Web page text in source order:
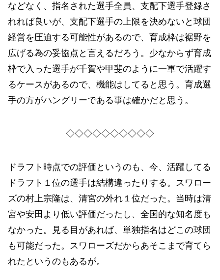
などなく、指名された選手全員、支配下選手登録さ
れれば良いが、支配下選手の上限を決めないと球団
経営を圧迫する可能性があるので、育成枠は裾野を
広げる為の妥協点と言えるだろう。少なからず育成
枠で入った選手が千賀や甲斐のように一軍で活躍す
るケースがあるので、機能はしてると思う。育成選
手の方がハングリーである事は確かだと思う。
◇◇◇◇◇◇◇◇◇◇
ドラフト時点での評価というのも、今、活躍してる
ドラフト１位の選手は結構違ったりする。スワロー
ズの村上宗隆は、清宮の外れ１位だった。当時は清
宮や安田より低い評価だったし、全国的な知名度も
なかった。見る目があれば、単独指名はどこの球団
も可能だった。スワローズだからあそこまで育てら
れたというのもあるが。